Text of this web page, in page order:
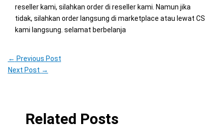
reseller kami, silahkan order di reseller kami. Namun jika
tidak, silahkan order langsung di marketplace atau lewat CS
kami langsung. selamat berbelanja
← Previous Post
Next Post →
Related Posts